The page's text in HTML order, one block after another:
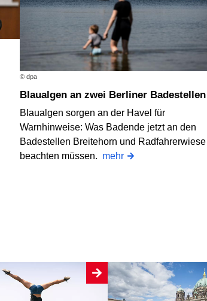
© dpa
Blaualgen an zwei Berliner Badestellen
Blaualgen sorgen an der Havel für
Warnhinweise: Was Badende jetzt an den
Badestellen Breitehorn und Radfahrerwiese
beachten müssen. mehr